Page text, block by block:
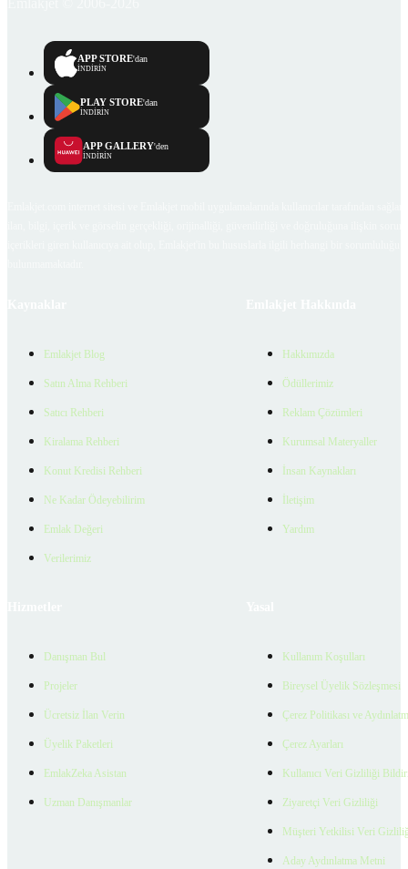
APP STORE'dan
İNDİRİN
PLAY STORE'dan
İNDİRİN
APP GALLERY'den
İNDİRİN
Emlakjet Blog
Satın Alma Rehberi
Satıcı Rehberi
Kiralama Rehberi
Konut Kredisi Rehberi
Ne Kadar Ödeyebilirim
Emlak Değeri
Verilerimiz
Hakkımızda
Ödüllerimiz
Reklam Çözümleri
Kurumsal Materyaller
İnsan Kaynakları
İletişim
Yardım
Danışman Bul
Projeler
Ücretsiz İlan Verin
Üyelik Paketleri
EmlakZeka Asistan
Uzman Danışmanlar
Kullanım Koşulları
Bireysel Üyelik Sözleşmesi
Çerez Politikası ve
Çerez Ayarları
Kullanıcı Veri Gizliliği
Ziyaretçi Veri Gizliliği
Müşteri Yetkilisi Veri
Aday Aydınlatma Metni